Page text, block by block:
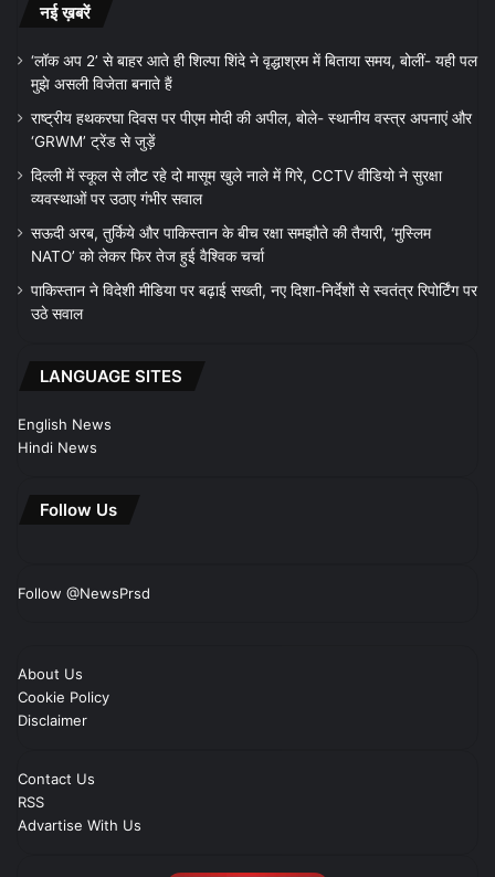
नई ख़बरें
‘लॉक अप 2’ से बाहर आते ही शिल्पा शिंदे ने वृद्धाश्रम में बिताया समय, बोलीं- यही पल
मुझे असली विजेता बनाते हैं
राष्ट्रीय हथकरघा दिवस पर पीएम मोदी की अपील, बोले- स्थानीय वस्त्र अपनाएं और
‘GRWM’ ट्रेंड से जुड़ें
दिल्ली में स्कूल से लौट रहे दो मासूम खुले नाले में गिरे, CCTV वीडियो ने सुरक्षा
व्यवस्थाओं पर उठाए गंभीर सवाल
सऊदी अरब, तुर्किये और पाकिस्तान के बीच रक्षा समझौते की तैयारी, ‘मुस्लिम
NATO’ को लेकर फिर तेज हुई वैश्विक चर्चा
पाकिस्तान ने विदेशी मीडिया पर बढ़ाई सख्ती, नए दिशा-निर्देशों से स्वतंत्र रिपोर्टिंग पर
उठे सवाल
LANGUAGE SITES
English News
Hindi News
Follow Us
Follow @NewsPrsd
About Us
Cookie Policy
Disclaimer
Contact Us
RSS
Advartise With Us